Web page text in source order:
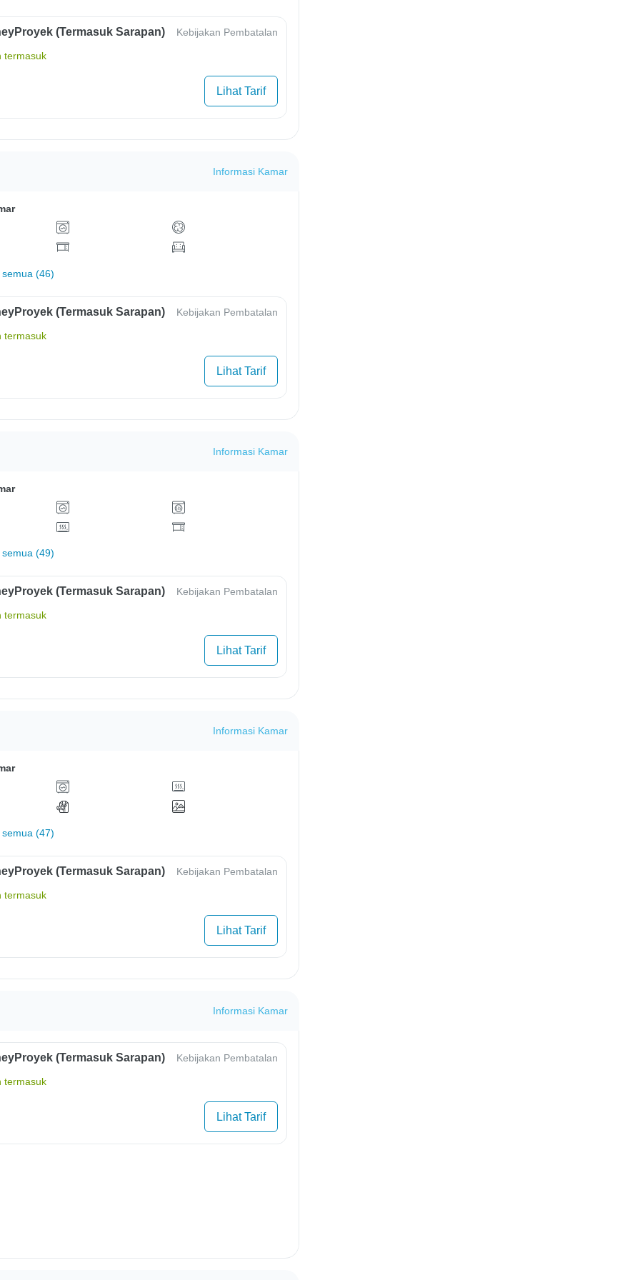
(Termasuk Sarapan) Kebijakan Pembatalan
termasuk
Lihat Tarif
Informasi Kamar
semua (46)
(Termasuk Sarapan) Kebijakan Pembatalan
termasuk
Lihat Tarif
Informasi Kamar
semua (49)
(Termasuk Sarapan) Kebijakan Pembatalan
termasuk
Lihat Tarif
Informasi Kamar
semua (47)
(Termasuk Sarapan) Kebijakan Pembatalan
termasuk
Lihat Tarif
Informasi Kamar
(Termasuk Sarapan) Kebijakan Pembatalan
termasuk
Lihat Tarif